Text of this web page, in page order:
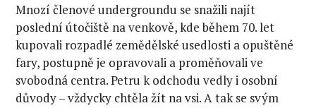
Mnozí členové undergroundu se snažili najít
poslední útočiště na venkově, kde během 70. let
kupovali rozpadlé zemědělské usedlosti a opuštěné
fary, postupně je opravovali a proměňovali ve
svobodná centra. Petru k odchodu vedly i osobní
důvody – vždycky chtěla žít na vsi. A tak se svým